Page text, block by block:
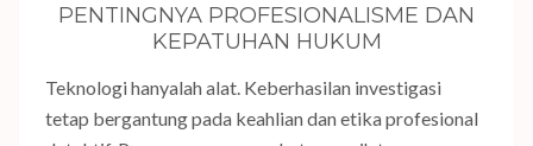
PENTINGNYA PROFESIONALISME DAN
KEPATUHAN HUKUM
Teknologi hanyalah alat. Keberhasilan investigasi
tetap bergantung pada keahlian dan etika profesional